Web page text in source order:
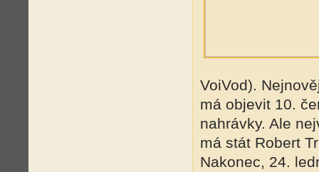
VoiVod).
má objevit 10.
nahrávky. Ale
má stát Robert
Nakonec, 24.